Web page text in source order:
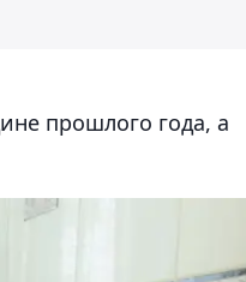
прошлого года, а